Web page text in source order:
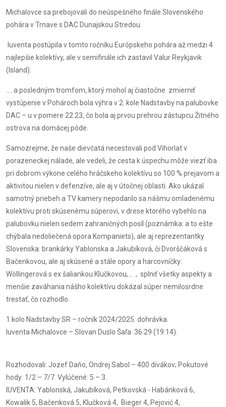
Michalovce sa prebojovali do neúspešného finále Slovenského
pohára v Trnave s DAC Dunajskou Stredou.
Iuventa postúpila v tomto ročníku Európskeho pohára až medzi 4
najlepšie kolektívy, ale v semifinále ich zastavil Valur Reykjavik
(Island).
.... a posledným tromfom, ktorý mohol aj čiastočne zmierniť
vystúpenie v Pohároch bola výhra v 2. kole Nadstavby na palubovke
DAC – u v pomere 22:23, čo bola aj prvou prehrou zástupcu Žitného
ostrova na domácej pôde.
Samozrejme, že naše dievčatá necestovali pod Vihorlat v
porazeneckej nálade, ale vedeli, že cesta k úspechu môže viezť iba
pri dobrom výkone celého hráčskeho kolektívu so 100 % prejavom a
aktivitou nielen v defenzíve, ale aj v útočnej oblasti. Ako ukázal
samotný priebeh a TV kamery nepodarilo sa nášmu omladenému
kolektívu proti skúsenému súperovi, v drese ktorého vybehlo na
palubovku nielen sedem zahraničných posíl (poznámka: a to ešte
chýbala nedoliečená opora Kompaniets), ale aj reprezentantky
Slovenska: brankárky Yablonska a Jakubíková, či Dvorščáková s
Bačenkovou, ale aj skúsené a stále opory a harcovníčky:
Wöllingerová s ex šaliankou Klučkovou,... , splniť všetky aspekty a
menšie zaváhania nášho kolektívu dokázal súper nemilosrdne
trestať, čo rozhodlo.
1.kolo Nadstavby SR – ročník 2024/2025: dohrávka.
Iuventa Michalovce – Slovan Duslo Šaľa 36:29 (19:14).
Rozhodovali: Jozef Daňo, Ondrej Sabol – 400 divákov; Pokutové
hody: 1/2 – 7/7. Vylúčené: 5 – 3.
IUVENTA: Yablonská, Jakubíková, Petkovská - Habánková 6,
Kowalik 5, Bačenková 5, Klučková 4, Bieger 4, Pejović 4,